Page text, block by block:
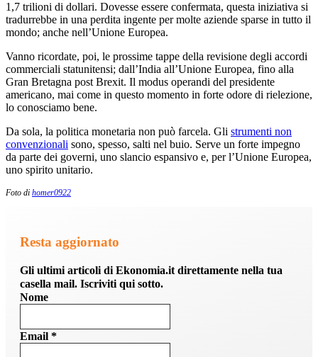
1,7 trilioni di dollari. Dovesse essere confermata, questa iniziativa si
tradurrebbe in una perdita ingente per molte aziende sparse in tutto il
mondo; anche nell’Unione Europea.
Vanno ricordate, poi, le prossime tappe della revisione degli accordi
commerciali statunitensi; dall’India all’Unione Europea, fino alla
Gran Bretagna post Brexit. Il modus operandi del presidente
americano, mai come in questo momento in forte odore di rielezione,
lo conosciamo bene.
Da sola, la politica monetaria non può farcela. Gli strumenti non
convenzionali sono, spesso, salti nel buio. Serve un forte impegno
da parte dei governi, uno slancio espansivo e, per l’Unione Europea,
uno spirito unitario.
Foto di homer0922
Resta aggiornato
Gli ultimi articoli di Ekonomia.it direttamente nella tua
casella mail. Iscriviti qui sotto.
Nome
Email *